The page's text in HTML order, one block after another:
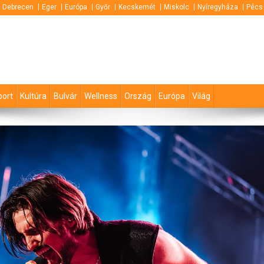
Debrecen Eger Európa Győr Kecskemét Miskolc Nyíregyháza Pécs
Kultúra Bulvár Wellness Ország Európa Világ